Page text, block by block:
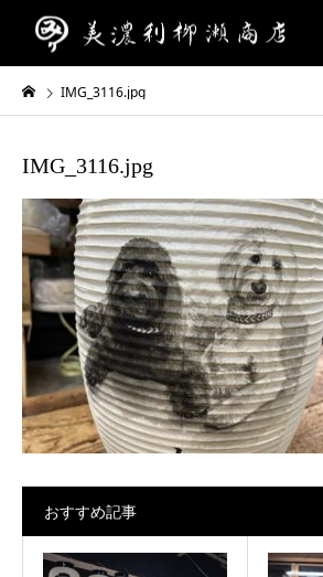
IMG_3116.jpg
IMG_3116.jpg
おすすめ記事